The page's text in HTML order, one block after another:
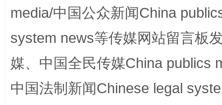
国家大学科技园优化重塑工作
media/中国公众新闻China
system news等传媒网站留言板
媒、中国全民传媒China publics
中国法制新闻Chinese legal